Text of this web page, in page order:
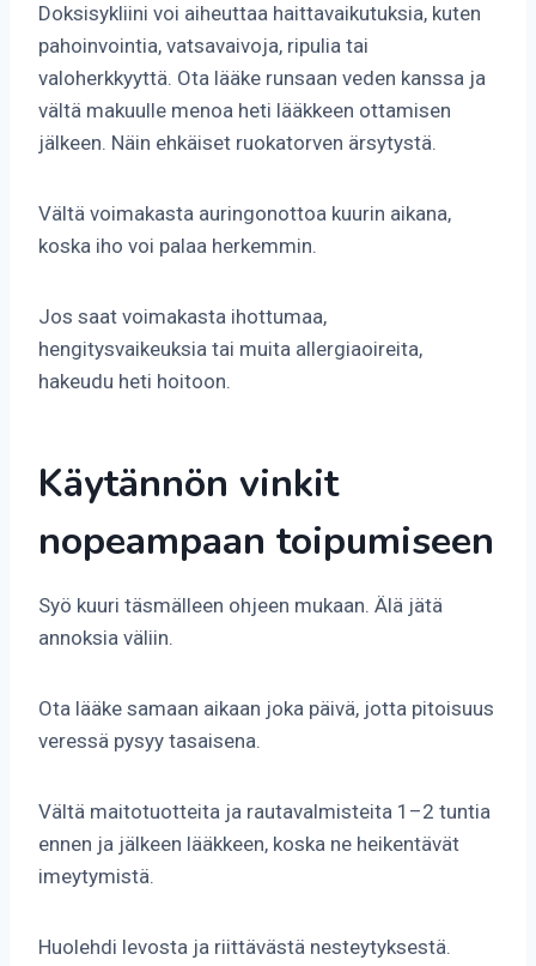
Doksisykliini voi aiheuttaa haittavaikutuksia, kuten
pahoinvointia, vatsavaivoja, ripulia tai
valoherkkyyttä. Ota lääke runsaan veden kanssa ja
vältä makuulle menoa heti lääkkeen ottamisen
jälkeen. Näin ehkäiset ruokatorven ärsytystä.
Vältä voimakasta auringonottoa kuurin aikana,
koska iho voi palaa herkemmin.
Jos saat voimakasta ihottumaa,
hengitysvaikeuksia tai muita allergiaoireita,
hakeudu heti hoitoon.
Käytännön vinkit
nopeampaan toipumiseen
Syö kuuri täsmälleen ohjeen mukaan. Älä jätä
annoksia väliin.
Ota lääke samaan aikaan joka päivä, jotta pitoisuus
veressä pysyy tasaisena.
Vältä maitotuotteita ja rautavalmisteita 1–2 tuntia
ennen ja jälkeen lääkkeen, koska ne heikentävät
imeytymistä.
Huolehdi levosta ja riittävästä nesteytyksestä.